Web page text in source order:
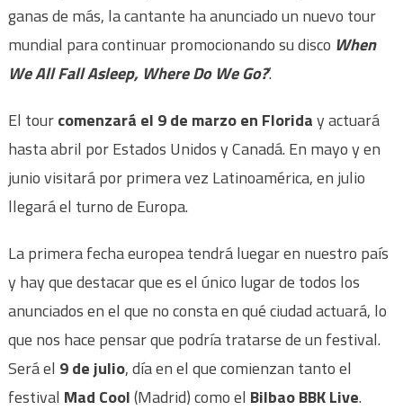
ganas de más, la cantante ha anunciado un nuevo tour
mundial para continuar promocionando su disco When
We All Fall Asleep, Where Do We Go?’.
El tourcomenzará el 9 de marzo en Floriday actuará
hasta abril por Estados Unidos y Canadá. En mayo y en
junio visitará por primera vez Latinoamérica, en julio
llegará el turno de Europa.
La primera fecha europea tendrá luegar en nuestro país
y hay que destacar que es el único lugar de todos los
anunciados en el que no consta en qué ciudad actuará, lo
que nos hace pensar que podría tratarse de un festival.
Será el 9 de julio, día en el que comienzan tanto el
festival Mad Cool(Madrid) como el Bilbao BBK Live.